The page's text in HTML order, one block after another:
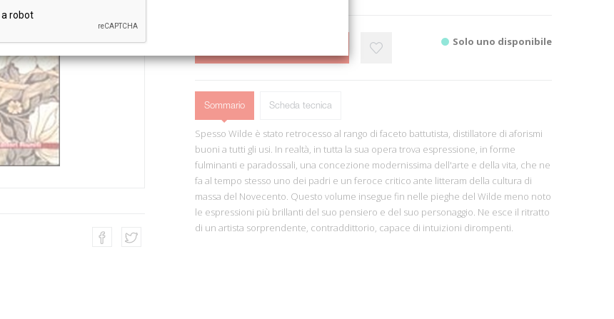
Solo uno disponibile
Sommario Scheda tecnica
Spesso Wilde è stato retrocesso al rango di faceto battutista, distillatore di aforismi
buoni a tutti gli usi. In realtà, in tutta la sua opera trova espressione, in forme
fulminanti e paradossali, una concezione modernissima dell'arte e della vita, che ne
fa al tempo stesso uno dei padri e un feroce critico ante litteram della cultura di
massa del Novecento. Questo volume insegue fin nelle pieghe del Wilde meno noto
le espressioni più brillanti del suo pensiero e del suo personaggio. Ne esce il ritratto
di un artista sorprendente, contraddittorio, capace di intuizioni dirompenti.